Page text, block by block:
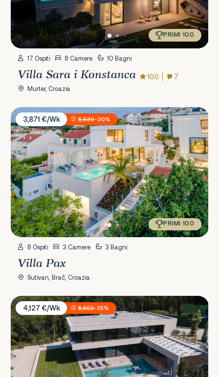
PRIMI 100
17 Ospiti 8 Camere 10 Bagni
Villa Sara i Konstanca 10.0 7
Murter, Croazia
Villa Pax
3,871 €/Wk
5,530-30%
PRIMI 100
8 Ospiti 3 Camere 3 Bagni
Villa Pax
Sutivan, Brač, Croazia
Villa Volpe Verde
4,127 €/Wk
5,502-25%